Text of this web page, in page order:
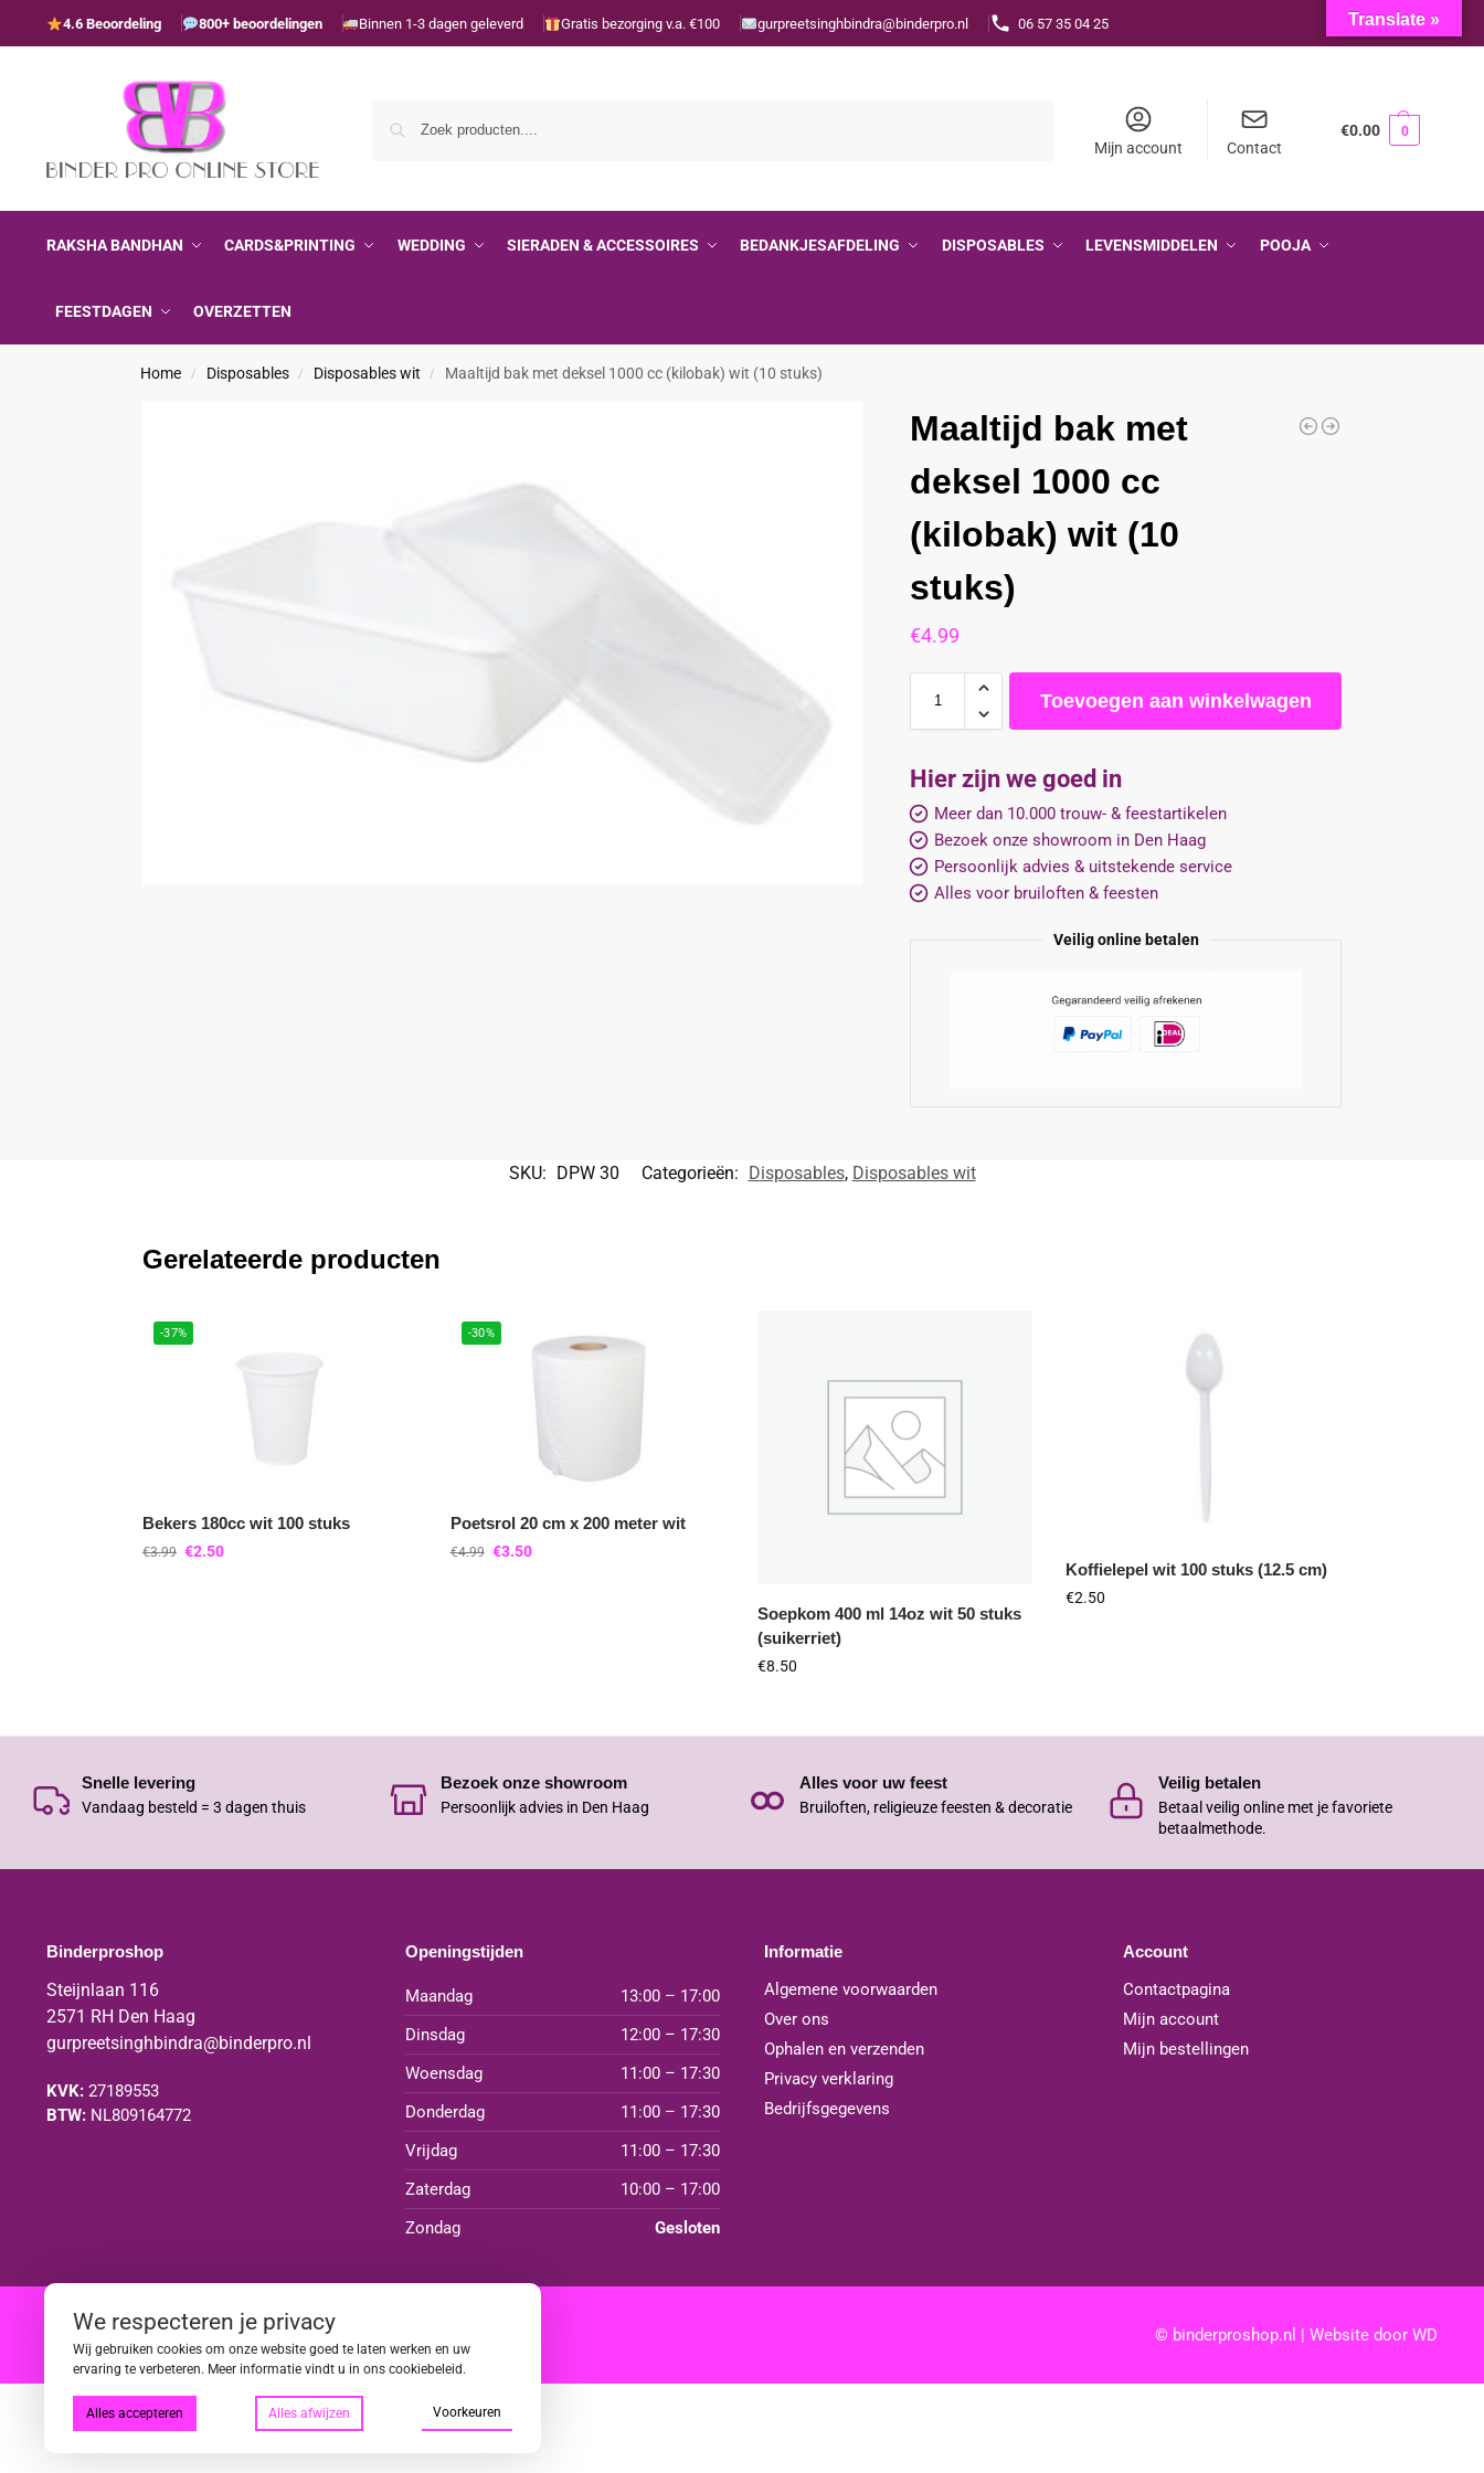
4.6 Beoordeling 800+ beoordelingen Binnen 1-3 dagen geleverd Gratis bezorging v.a. €100 gurpreetsinghbindra@binderpro.nl 06 57 35 04 25
Mijn account Contact
€0.00 0
RAKSHA BANDHAN CARDS&PRINTING WEDDING SIERADEN & ACCESSOIRES BEDANKJESAFDELING DISPOSABLES LEVENSMIDDELEN POOJA
FEESTDAGEN OVERZETTEN
Home / Disposables / Disposables wit / Maaltijd bak met deksel 1000 cc (kilobak) wit (10 stuks)
Maaltijd bak met
deksel 1000 cc
(kilobak) wit (10
stuks)
€4.99
Toevoegen aan winkelwagen
Hier zijn we goed in
Meer dan 10.000 trouw- & feestartikelen
Bezoek onze showroom in Den Haag
Persoonlijk advies & uitstekende service
Alles voor bruiloften & feesten
Veilig online betalen
SKU: DPW 30 Categorieën: Disposables, Disposables wit
Gerelateerde producten
-37%
Bekers 180cc wit 100 stuks
€3.99 €2.50
-30%
Poetsrol 20 cm x 200 meter wit
€4.99 €3.50
Soepkom 400 ml 14oz wit 50 stuks
(suikerriet)
€8.50
Koffielepel wit 100 stuks (12.5 cm)
€2.50
Snelle levering
Vandaag besteld = 3 dagen thuis
Bezoek onze showroom
Persoonlijk advies in Den Haag
Alles voor uw feest
Bruiloften, religieuze feesten & decoratie
Veilig betalen
Betaal veilig online met je favoriete
betaalmethode.
Binderproshop
Steijnlaan 116
2571 RH Den Haag
gurpreetsinghbindra@binderpro.nl
KVK:27189553
BTW:NL809164772
Openingstijden
Maandag
13:00 – 17:00
Dinsdag
12:00 – 17:30
Woensdag
11:00 – 17:30
Donderdag
11:00 – 17:30
Vrijdag
11:00 – 17:30
Zaterdag
10:00 – 17:00
Zondag
Gesloten
Informatie
Algemene voorwaarden
Over ons
Ophalen en verzenden
Privacy verklaring
Bedrijfsgegevens
Account
Contactpagina
Mijn account
Mijn bestellingen
| | © binderproshop.nl | Website doorWD
Translate »
We respecteren je privacy
Wij gebruiken cookies om onze website goed te laten werken en uw
ervaring te verbeteren. Meer informatie vindt u in ons cookiebeleid.
Alles accepteren Alles afwijzen Voorkeuren